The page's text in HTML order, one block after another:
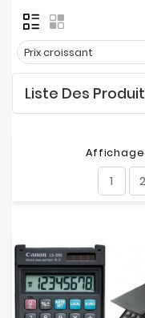
&
Tablette
Impression
Bureautique
Réseau
&
Prix croissant
Liste Des
Affichage
1 2